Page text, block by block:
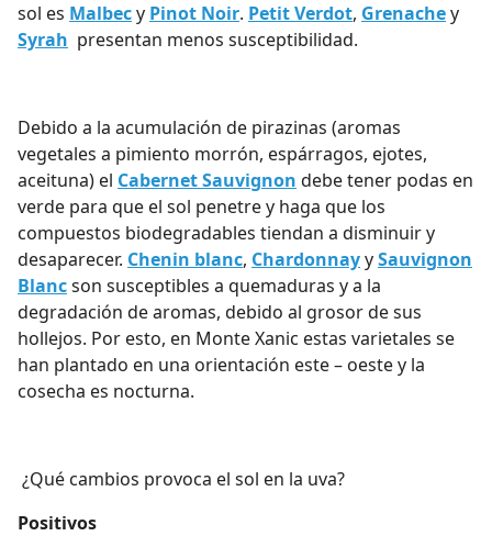
sol es Malbecy Pinot Noir. Petit Verdot, Grenachey
Syrah presentan menos susceptibilidad.
Debido a la acumulación de pirazinas (aromas
vegetales a pimiento morrón, espárragos, ejotes,
aceituna) el Cabernet Sauvignon debe tener podas en
verde para que el sol penetre y haga que los
compuestos biodegradables tiendan a disminuir y
desaparecer. Chenin blanc, ChardonnayySauvignon
Blancson susceptibles a quemaduras y a la
degradación de aromas, debido al grosor de sus
hollejos. Por esto, en Monte Xanic estas varietales se
han plantado en una orientación este – oeste y la
cosecha es nocturna.
¿Qué cambios provoca el sol en la uva?
Positivos